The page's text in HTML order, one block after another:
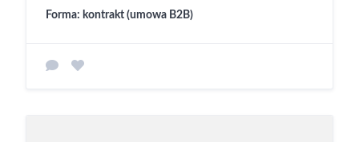
Forma: kontrakt (umowa B2B)